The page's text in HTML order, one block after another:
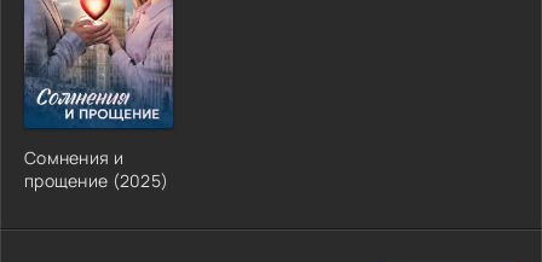
Сомнения и
прощение (2025)